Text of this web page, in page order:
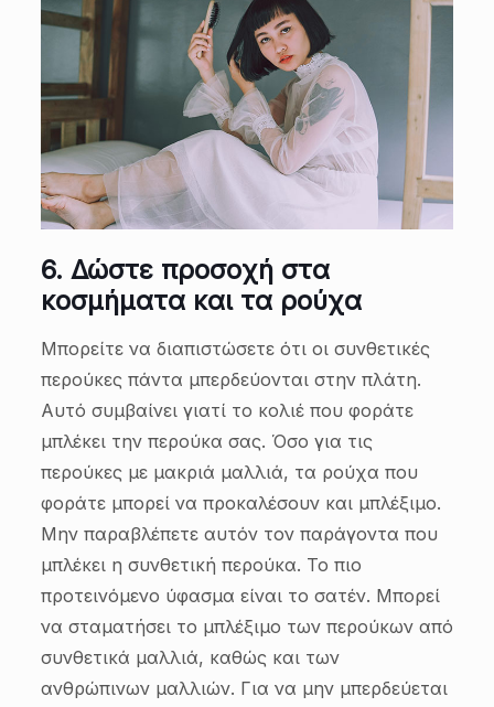
6. Δώστε προσοχή στα
κοσμήματα και τα ρούχα
Μπορείτε να διαπιστώσετε ότι οι συνθετικές
περούκες πάντα μπερδεύονται στην πλάτη.
Αυτό συμβαίνει γιατί το κολιέ που φοράτε
μπλέκει την περούκα σας. Όσο για τις
περούκες με μακριά μαλλιά, τα ρούχα που
φοράτε μπορεί να προκαλέσουν και μπλέξιμο.
Μην παραβλέπετε αυτόν τον παράγοντα που
μπλέκει η συνθετική περούκα. Το πιο
προτεινόμενο ύφασμα είναι το σατέν. Μπορεί
να σταματήσει το μπλέξιμο των περούκων από
συνθετικά μαλλιά, καθώς και των
ανθρώπινων μαλλιών. Για να μην μπερδεύεται